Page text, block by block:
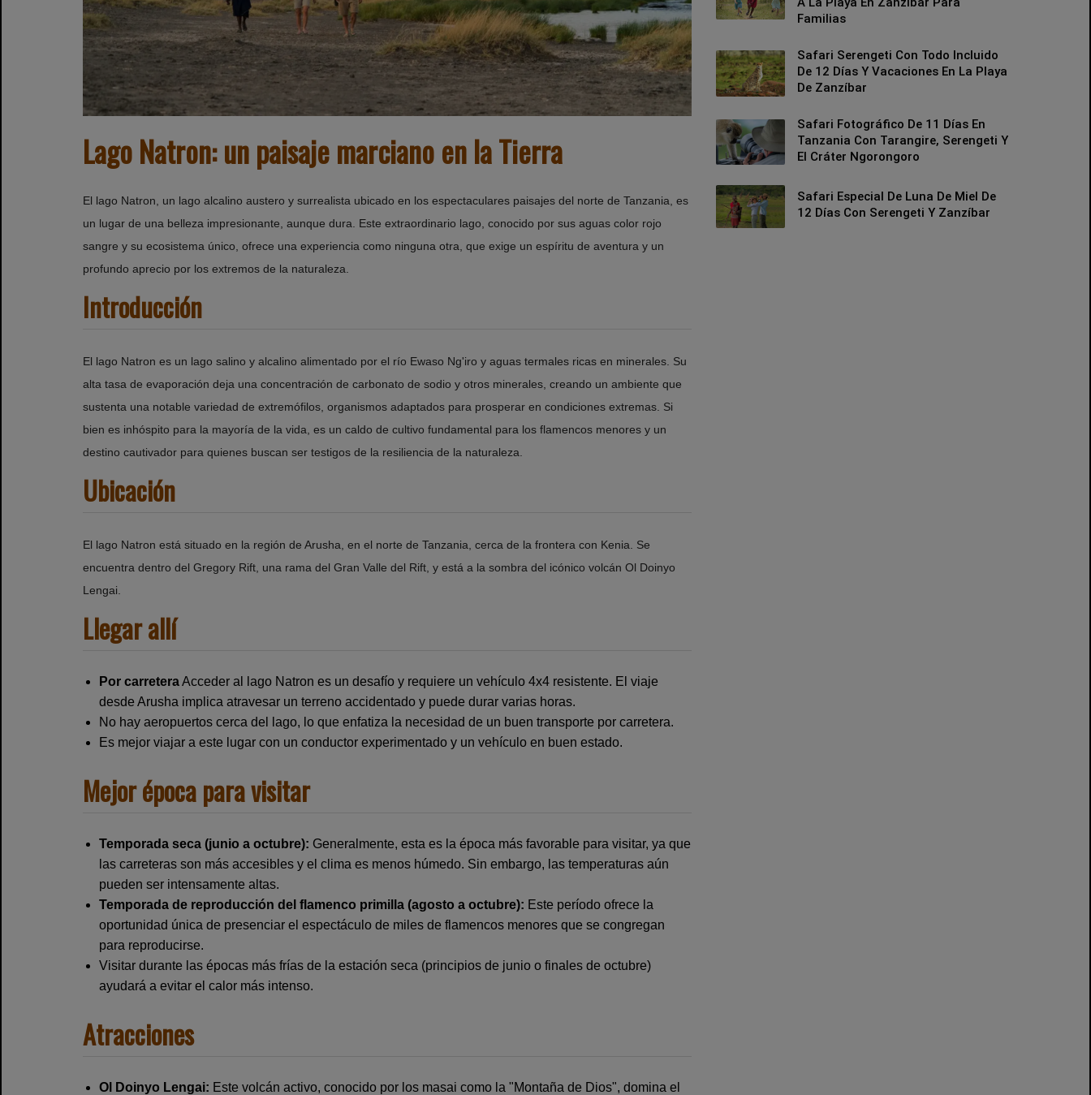
Lago Natron: un paisaje marciano en la Tierra
El lago Natron, un lago alcalino austero y surrealista ubicado en los espectaculares paisajes del norte de Tanzania, es
un lugar de una belleza impresionante, aunque dura. Este extraordinario lago, conocido por sus aguas color rojo
sangre y su ecosistema único, ofrece una experiencia como ninguna otra, que exige un espíritu de aventura y un
profundo aprecio por los extremos de la naturaleza.
Introducción
El lago Natron es un lago salino y alcalino alimentado por el río Ewaso Ng'iro y aguas termales ricas en minerales. Su
alta tasa de evaporación deja una concentración de carbonato de sodio y otros minerales, creando un ambiente que
sustenta una notable variedad de extremófilos, organismos adaptados para prosperar en condiciones extremas. Si
bien es inhóspito para la mayoría de la vida, es un caldo de cultivo fundamental para los flamencos menores y un
destino cautivador para quienes buscan ser testigos de la resiliencia de la naturaleza.
Ubicación
El lago Natron está situado en la región de Arusha, en el norte de Tanzania, cerca de la frontera con Kenia. Se
encuentra dentro del Gregory Rift, una rama del Gran Valle del Rift, y está a la sombra del icónico volcán Ol Doinyo
Lengai.
Llegar allí
Por carreteraAcceder al lago Natron es un desafío y requiere un vehículo 4x4 resistente. El viaje
desde Arusha implica atravesar un terreno accidentado y puede durar varias horas.
No hay aeropuertos cerca del lago, lo que enfatiza la necesidad de un buen transporte por carretera.
Es mejor viajar a este lugar con un conductor experimentado y un vehículo en buen estado.
Mejor época para visitar
Temporada seca (junio a octubre): Generalmente, esta es la época más favorable para visitar, ya que
las carreteras son más accesibles y el clima es menos húmedo. Sin embargo, las temperaturas aún
pueden ser intensamente altas.
Temporada de reproducción del flamenco primilla (agosto a octubre): Este período ofrece la
oportunidad única de presenciar el espectáculo de miles de flamencos menores que se congregan
para reproducirse.
Visitar durante las épocas más frías de la estación seca (principios de junio o finales de octubre)
ayudará a evitar el calor más intenso.
Atracciones
Ol Doinyo Lengai: Este volcán activo, conocido por los masai como la "Montaña de Dios", domina el
Familias
Safari Serengeti Con Todo Incluido
De 12 Días Y Vacaciones En La Playa
De Zanzíbar
Safari Fotográfico De 11 Días En
Tanzania Con Tarangire, Serengeti Y
El Cráter Ngorongoro
Safari Especial De Luna De Miel De
12 Días Con Serengeti Y Zanzíbar